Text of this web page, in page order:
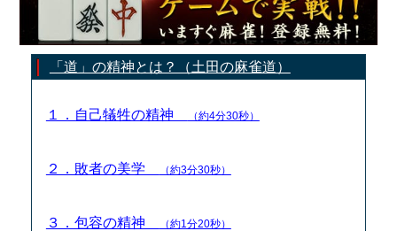
「道」の精神とは？（土田の麻雀道）
１．自己犠牲の精神 （約4分30秒）
２．敗者の美学 （約3分30秒）
３．包容の精神 （約1分20秒）